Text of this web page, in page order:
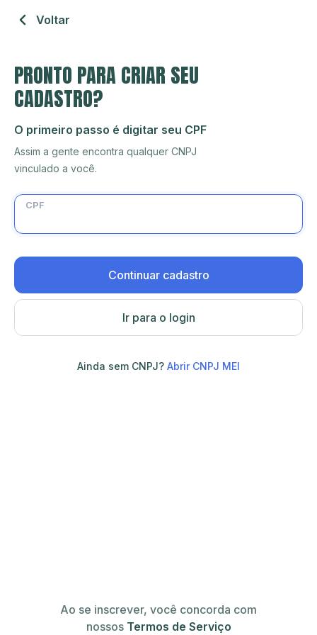
Voltar
PRONTO PARA CRIAR SEU
CADASTRO?
O primeiro passo é digitar seu CPF
Assim a gente encontra qualquer CNPJ
vinculado a você.
CPF
Continuar cadastro
Ir para o login
Ainda sem CNPJ? Abrir CNPJ MEI
Ao se inscrever, você concorda com
nossos Termos de Serviço